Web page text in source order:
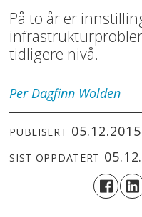
På to år er
tidligere nivå.
Per Dagfinn Wolden
PUBLISERT
SIST OPPDATERT